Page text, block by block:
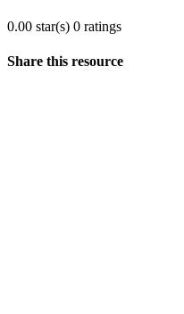
0.00 star(s) 0 ratings
Share this resource